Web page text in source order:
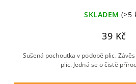
SKLADEM (>5
39 Kč
Sušená pochoutka v podobě plic.
plic. Jedná se o čistě